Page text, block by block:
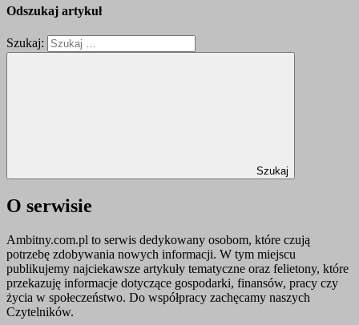
Odszukaj artykuł
Szukaj:
Szukaj
O serwisie
Ambitny.com.pl to serwis dedykowany osobom, które czują
potrzebę zdobywania nowych informacji. W tym miejscu
publikujemy najciekawsze artykuły tematyczne oraz felietony, które
przekazuję informacje dotyczące gospodarki, finansów, pracy czy
życia w społeczeństwo. Do współpracy zachęcamy naszych
Czytelników.